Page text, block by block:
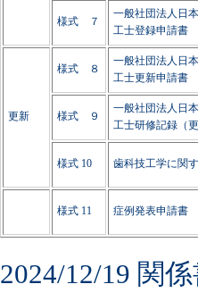
様式 ７
一般社団法人日
工士登録申請書
更新
様式 ８
一般社団法人日
工士更新申請書
様式 ９
一般社団法人日
工士研修記録（
様式 10 歯科技工学に関
様式 11 症例発表申請書
2024/12/19 関